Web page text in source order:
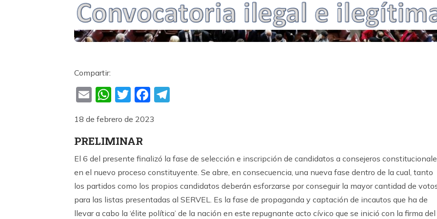
Compartir:
EmailWhatsApp
TwitterFacebook
18 de febrero de 2023
PRELIMINAR
El 6 del presente finalizó la fase de selección e inscripción de candidatos a consejeros
en el nuevo proceso constituyente. Se abre, en consecuencia, una nueva fase dentro de la cual, tanto
los partidos como los propios candidatos deberán esforzarse por conseguir la mayor cantidad de
para las listas presentadas al SERVEL. Es la fase de propaganda y captación de incautos que ha de
llevar a cabo la ‘élite política’ de la nación en este repugnante acto cívico que se inició con la firma del